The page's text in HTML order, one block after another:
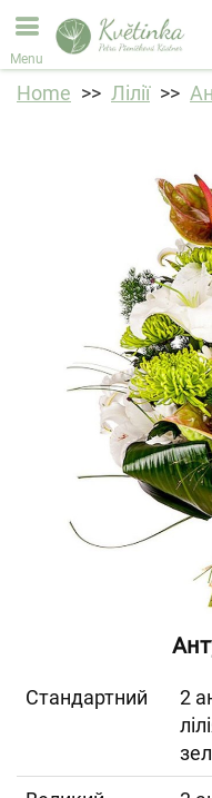
Ми приймаємо
магазин.
11.08.2026 у
Menu
Home Лілії
Cтандартний
2